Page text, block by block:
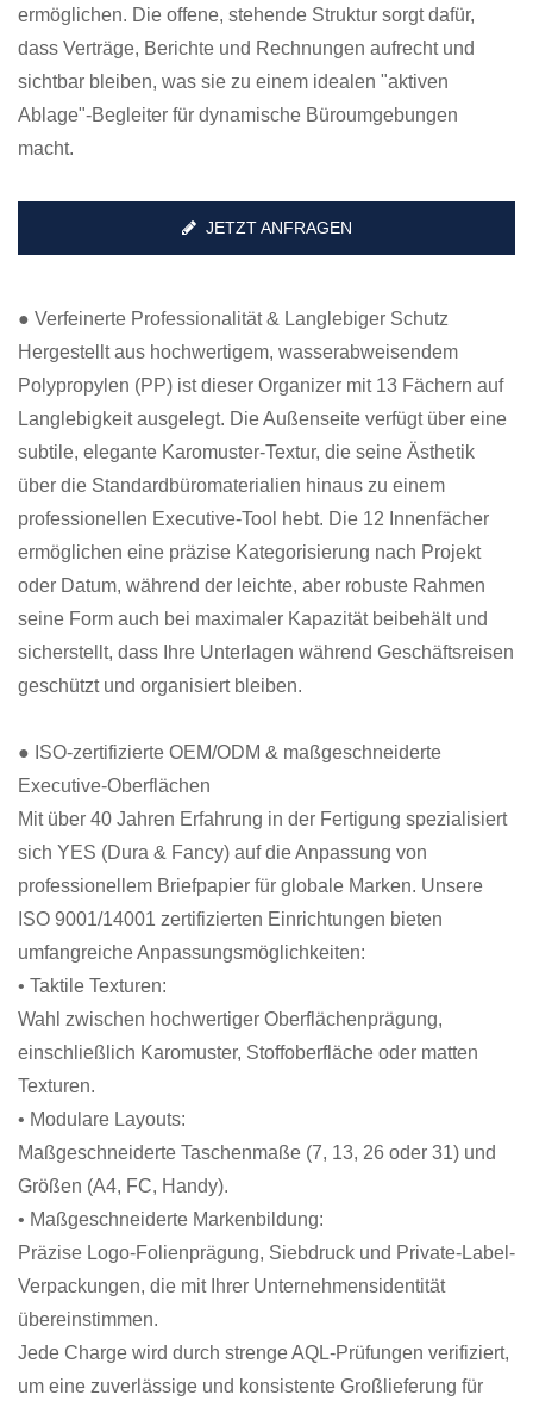
ermöglichen. Die offene, stehende Struktur sorgt dafür,
dass Verträge, Berichte und Rechnungen aufrecht und
sichtbar bleiben, was sie zu einem idealen "aktiven
Ablage"-Begleiter für dynamische Büroumgebungen
macht.
JETZT ANFRAGEN
● Verfeinerte Professionalität & Langlebiger Schutz
Hergestellt aus hochwertigem, wasserabweisendem
Polypropylen (PP) ist dieser Organizer mit 13 Fächern auf
Langlebigkeit ausgelegt. Die Außenseite verfügt über eine
subtile, elegante Karomuster-Textur, die seine Ästhetik
über die Standardbüromaterialien hinaus zu einem
professionellen Executive-Tool hebt. Die 12 Innenfächer
ermöglichen eine präzise Kategorisierung nach Projekt
oder Datum, während der leichte, aber robuste Rahmen
seine Form auch bei maximaler Kapazität beibehält und
sicherstellt, dass Ihre Unterlagen während Geschäftsreisen
geschützt und organisiert bleiben.
● ISO-zertifizierte OEM/ODM & maßgeschneiderte
Executive-Oberflächen
Mit über 40 Jahren Erfahrung in der Fertigung spezialisiert
sich YES (Dura & Fancy) auf die Anpassung von
professionellem Briefpapier für globale Marken. Unsere
ISO 9001/14001 zertifizierten Einrichtungen bieten
umfangreiche Anpassungsmöglichkeiten:
• Taktile Texturen:
Wahl zwischen hochwertiger Oberflächenprägung,
einschließlich Karomuster, Stoffoberfläche oder matten
Texturen.
• Modulare Layouts:
Maßgeschneiderte Taschenmaße (7, 13, 26 oder 31) und
Größen (A4, FC, Handy).
• Maßgeschneiderte Markenbildung:
Präzise Logo-Folienprägung, Siebdruck und Private-Label-
Verpackungen, die mit Ihrer Unternehmensidentität
übereinstimmen.
Jede Charge wird durch strenge AQL-Prüfungen verifiziert,
um eine zuverlässige und konsistente Großlieferung für